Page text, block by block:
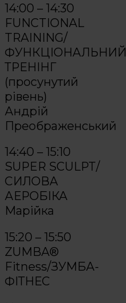
14:00 – 14:30
FUNCTIONAL
TRAINING/
ФУНКЦІОНАЛЬНИЙ
ТРЕНІНГ
(просунутий
рівень)
Андрій
Преображенський
14:40 – 15:10
SUPER SCULPT/
СИЛОВА
АЕРОБІКА
Марійка
15:20 – 15:50
ZUMBA®
Fitness/ЗУМБА-
ФІТНЕС